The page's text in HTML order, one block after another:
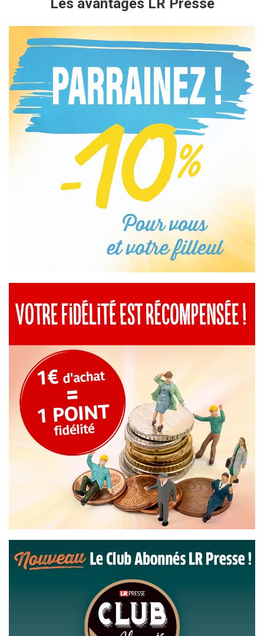
Les avantages LR Presse